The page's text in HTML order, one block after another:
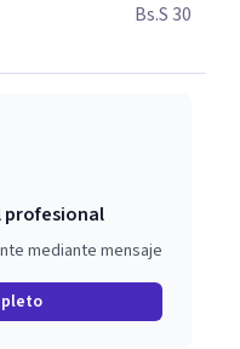
Bs.S 30
profesional
mediante mensaje